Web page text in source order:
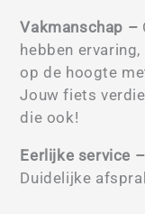
Vakmanschap –
hebben
op de hoogte
Jouw fiets
die ook!
Eerlijke service –
Duidelijke